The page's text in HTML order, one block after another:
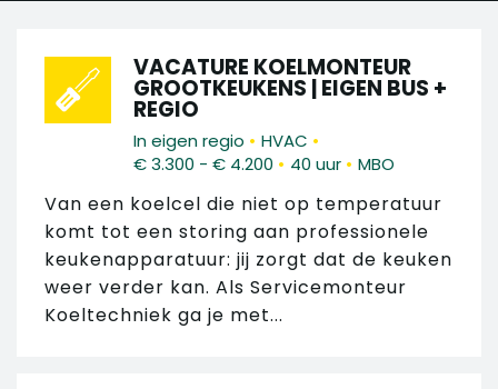
VACATURE KOELMONTEUR
GROOTKEUKENS | EIGEN BUS +
REGIO
In eigen regio • HVAC •
€ 3.300 - € 4.200 • 40 uur • MBO
Van een koelcel die niet op temperatuur
komt tot een storing aan professionele
keukenapparatuur: jij zorgt dat de keuken
weer verder kan. Als Servicemonteur
Koeltechniek ga je met...